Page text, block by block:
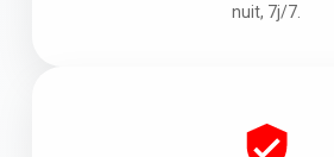
nuit, 7j/7.